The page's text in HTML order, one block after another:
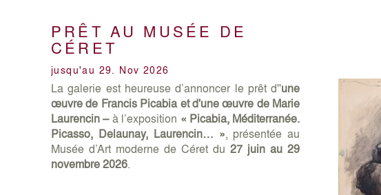
PRÊT AU MUSÉE DE
CÉRET
jusqu'au 29. Nov 2026
La galerie est heureuse d’annoncer le prêt d''une
œuvre de Francis Picabia et d'une œuvre de Marie
Laurencin –à l’exposition « Picabia, Méditerranée.
Picasso, Delaunay, Laurencin… », présentée au
Musée d’Art moderne de Céret du27 juin au 29
novembre 2026.